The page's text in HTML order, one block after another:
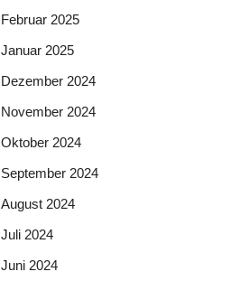
Februar 2025
Januar 2025
Dezember 2024
November 2024
Oktober 2024
September 2024
August 2024
Juli 2024
Juni 2024